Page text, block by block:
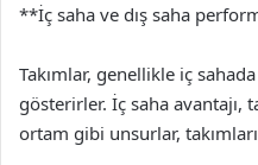
**İç saha ve dış saha
Takımlar, genellikle iç
gösterirler. İç saha avantajı,
ortam gibi unsurlar,